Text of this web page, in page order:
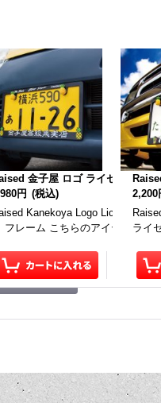
PREVENTION ライセンス プ
PREVENTION License Plate
ベンション ライセンス プレ…
金子屋 ロゴ ライセンス プ
円 (税込)
Kanekoya Logo License
フレーム こちらのアイテムは
2,200
ライ